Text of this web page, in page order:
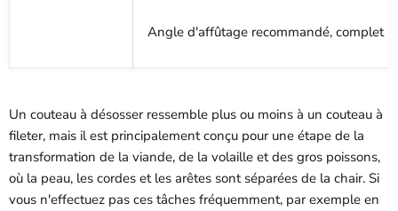
Angle d'affûtage recommandé, complet
Un couteau à désosser ressemble plus ou moins à un couteau à
fileter, mais il est principalement conçu pour une étape de la
transformation de la viande, de la volaille et des gros poissons,
où la peau, les cordes et les arêtes sont séparées de la chair. Si
vous n'effectuez pas ces tâches fréquemment, par exemple en